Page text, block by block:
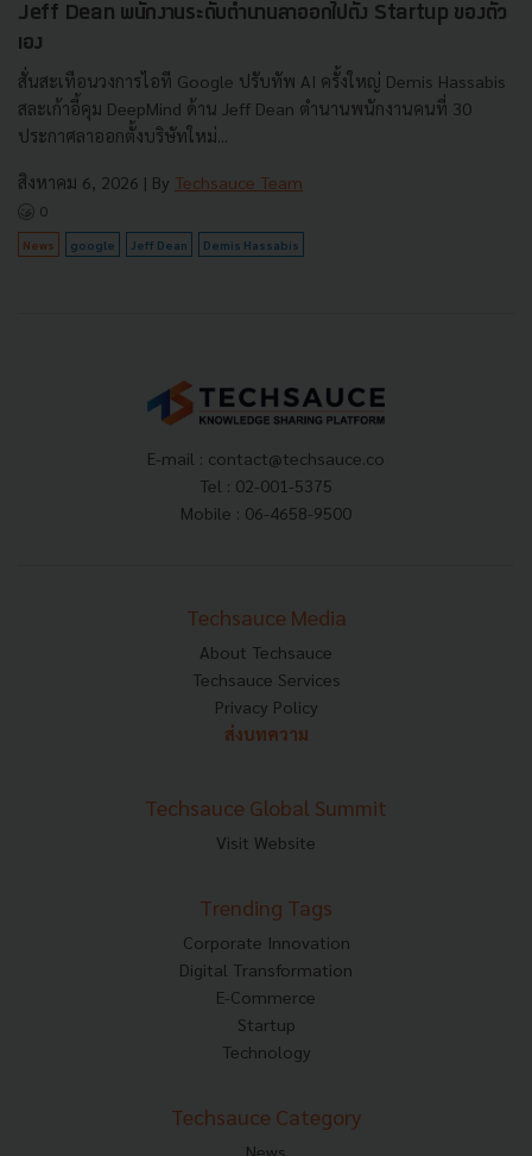
Jeff Dean พนักงานระดับตำนานลาออกไปตั้ง Startup ของตัว
เอง
สั่นสะเทือนวงการไอที Google ปรับทัพ AI ครั้งใหญ่ Demis Hassabis
สละเก้าอี้คุม DeepMind ด้าน Jeff Dean ตำนานพนักงานคนที่ 30
ประกาศลาออกตั้งบริษัทใหม่...
สิงหาคม 6, 2026 | By Techsauce Team
0
News google Jeff Dean Demis Hassabis
E-mail : contact@techsauce.co
Tel : 02-001-5375
Mobile : 06-4658-9500
Techsauce Media
About Techsauce
Techsauce Services
Privacy Policy
ส่งบทความ
Techsauce Global Summit
Visit Website
Trending Tags
Corporate Innovation
Digital Transformation
E-Commerce
Startup
Technology
Techsauce Category
News